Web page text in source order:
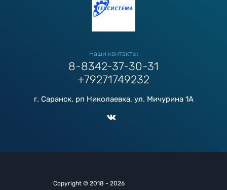
Наши контакты:
8-8342-37-30-31
+79271749232
г. Саранск, рп Николаевка, ул. Мичурина 1А
Copyright © 2018 - 2026